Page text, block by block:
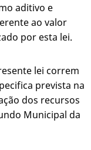
aditivo e
ao valor
por esta lei.
lei correm
prevista na
dos recursos
Municipal da